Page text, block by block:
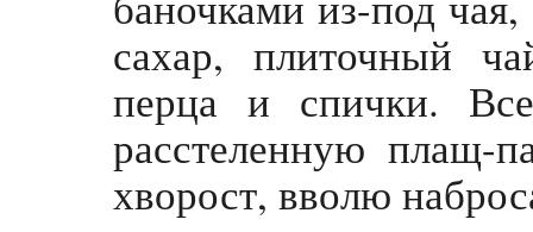
сахар, плиточный
перца и спички.
расстеленную плащ-
хворост, вволю